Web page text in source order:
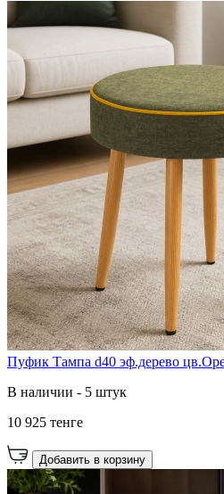
Пуфик Тампа d40 эф.дерево
В наличии - 5 штук
10 925 тенге
Добавить в корзину